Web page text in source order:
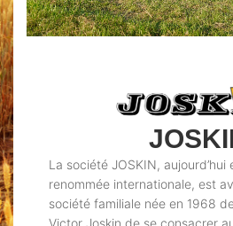
La société JOSKIN, aujourd’hui
renommée internationale, est
société familiale née en 1968
Victor Joskin de se consacrer